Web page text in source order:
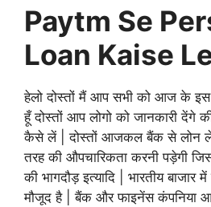
Paytm Se
Loan Kaise
हेलो दोस्तों मैं आप सभी को आज के इस
हूँ दोस्तों आप लोगो को जानकारी देंगे
कैसे लें | दोस्तों आजकल बैंक से लोन
तरह की औपचारिकता करनी पड़ेगी
की भागदौड़ इत्यादि | भारतीय
मौजूद है | बैंक और फाइनेंस कंपनिया